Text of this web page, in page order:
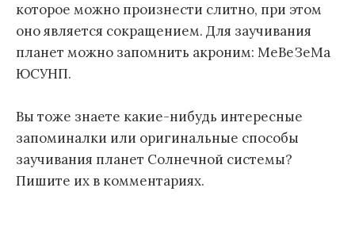
которое можно произнести слитно, при этом
оно является сокращением. Для заучивания
планет можно запомнить акроним: МеВеЗеМа
ЮСУНП.
Вы тоже знаете какие-нибудь интересные
запоминалки или оригинальные способы
заучивания планет Солнечной системы?
Пишите их в комментариях.